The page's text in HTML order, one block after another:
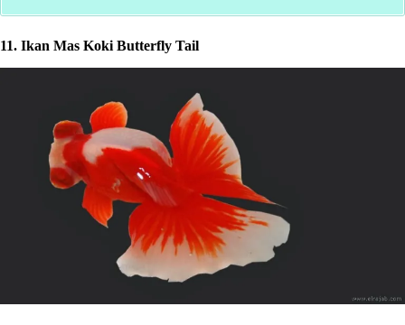
11. Ikan Mas Koki Butterfly Tail